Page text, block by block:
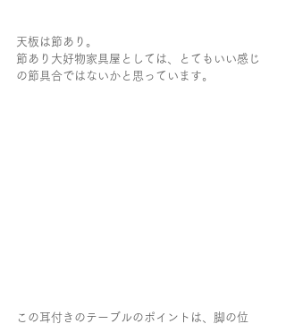
天板は節あり。
節あり大好物家具屋としては、とてもいい感じ
の節具合ではないかと思っています。
この耳付きのテーブルのポイントは、脚の位